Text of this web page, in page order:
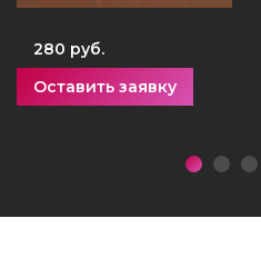
280 руб.
Оставить заявку